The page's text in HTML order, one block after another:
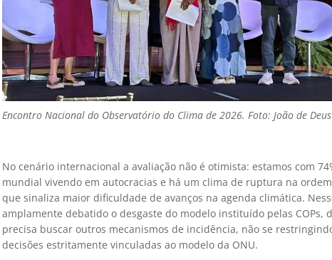
Encontro Nacional do Observatório do Clima de 2026. Foto: João de
No cenário internacional a avaliação não é otimista: estamos com
mundial vivendo em autocracias e há um clima de ruptura na
que sinaliza maior dificuldade de avanços na agenda climática.
amplamente debatido o desgaste do modelo instituído pelas COPs,
precisa buscar outros mecanismos de incidência, não se
decisões estritamente vinculadas ao modelo da ONU.